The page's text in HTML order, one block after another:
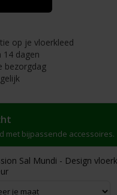
op je vloerkleed
14 dagen
bezorgdag
met bijpassende accessoires.
Sal Mundi - Design